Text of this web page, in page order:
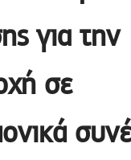
για την
σε